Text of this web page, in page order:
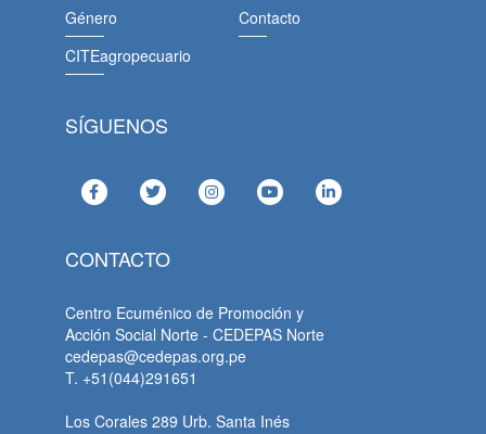
Género
CITEagropecuario
Contacto
SÍGUENOS
CONTACTO
Centro Ecuménico de Promoción y
Acción Social Norte - CEDEPAS Norte
cedepas@cedepas.org.pe
T. +51(044)291651
Los Corales 289 Urb. Santa Inés